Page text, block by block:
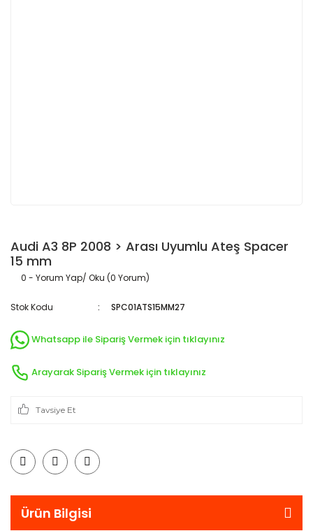
Audi A3 8P 2008 > Arası Uyumlu Ateş Spacer
15 mm
0 - Yorum Yap/ Oku (0 Yorum)
Stok Kodu SPC01ATS15MM27
Whatsapp ile Sipariş Vermek için tıklayınız
Arayarak Sipariş Vermek için tıklayınız
Tavsiye Et
Ürün Bilgisi